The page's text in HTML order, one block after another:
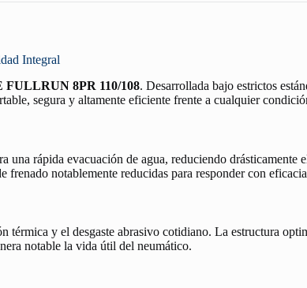
Integral
8PR 110/108. Desarrollada bajo estrictos
segura y altamente eficiente frente a cualquier
rápida evacuación de agua, reduciendo drásticamente
notablemente reducidas para responder con
y el desgaste abrasivo cotidiano. La estructura
notable la vida útil del neumático.